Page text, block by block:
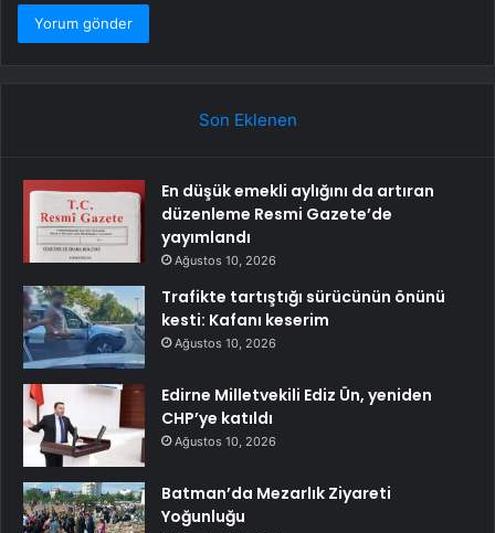
Son Eklenen
En düşük emekli aylığını da artıran
düzenleme Resmi Gazete’de
yayımlandı
Ağustos 10, 2026
Trafikte tartıştığı sürücünün önünü
kesti: Kafanı keserim
Ağustos 10, 2026
Edirne Milletvekili Ediz Ün, yeniden
CHP’ye katıldı
Ağustos 10, 2026
Batman’da Mezarlık Ziyareti
Yoğunluğu